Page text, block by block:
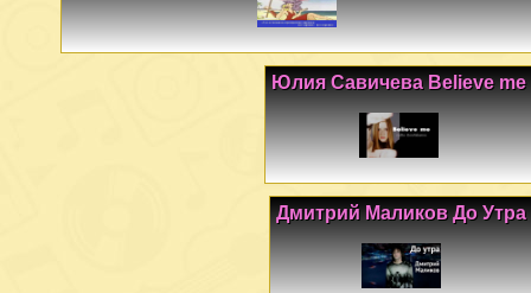
Юлия Савичева Believe me
Дмитрий Маликов До Утра